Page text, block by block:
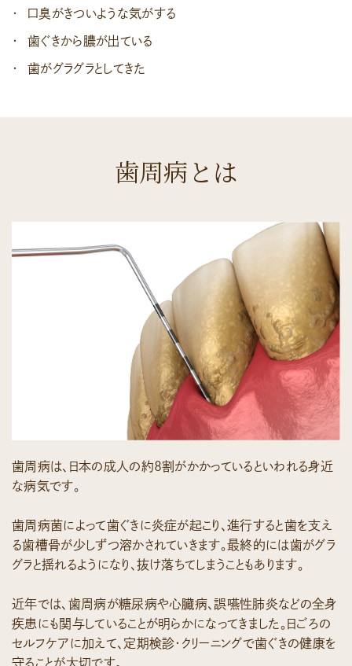
口臭がきついような気がする
歯ぐきから膿が出ている
歯がグラグラとしてきた
歯周病とは
歯周病は、日本の成人の約8割がかかっているといわれる身近
な病気です。
歯周病菌によって歯ぐきに炎症が起こり、進行すると歯を支え
る歯槽骨が少しずつ溶かされていきます。最終的には歯がグラ
グラと揺れるようになり、抜け落ちてしまうこともあります。
近年では、歯周病が糖尿病や心臓病、誤嚥性肺炎などの全身
疾患にも関与していることが明らかになってきました。日ごろの
セルフケアに加えて、定期検診・クリーニングで歯ぐきの健康を